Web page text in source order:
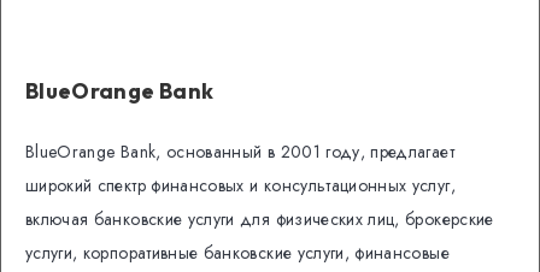
BlueOrange Bank
BlueOrange Bank, основанный в 2001 году, предлагает
широкий спектр финансовых и консультационных услуг,
включая банковские услуги для физических лиц, брокерские
услуги, корпоративные банковские услуги, финансовые